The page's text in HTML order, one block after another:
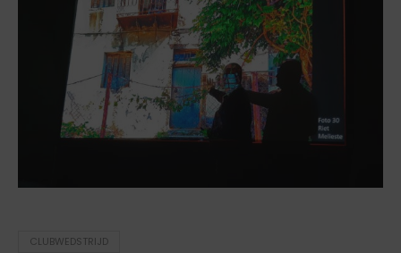
CLUBWEDSTRIJD